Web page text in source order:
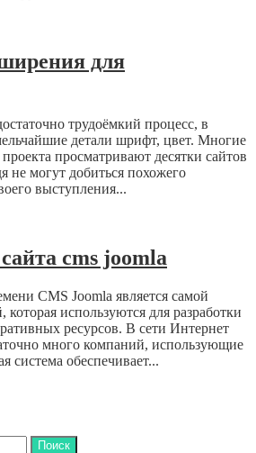
для
трудоёмкий процесс, в
детали шрифт, цвет. Многие
просматривают десятки сайтов
не могут добиться похожего
выступления...
cms joomla
CMS Joomla является самой
используются для разработки
ресурсов. В сети Интернет
много компаний, использующие
система обеспечивает...